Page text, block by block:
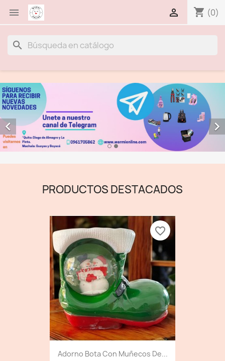
 shopping_cart (0)

search
 
PRODUCTOS DESTACADOS
Adorno Bota Con Muñecos De...
favorite_border